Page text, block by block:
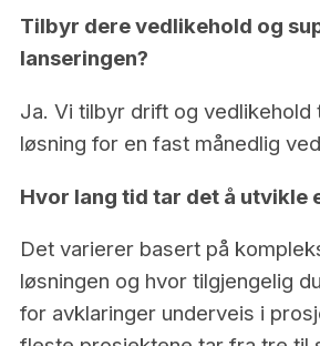
Tilbyr dere vedlikehold og
lanseringen?
Ja. Vi tilbyr drift og vedlikehold
løsning for en fast månedlig
Hvor lang tid tar det å utvikle
Det varierer basert på
løsningen og hvor tilgjengelig
for avklaringer underveis i